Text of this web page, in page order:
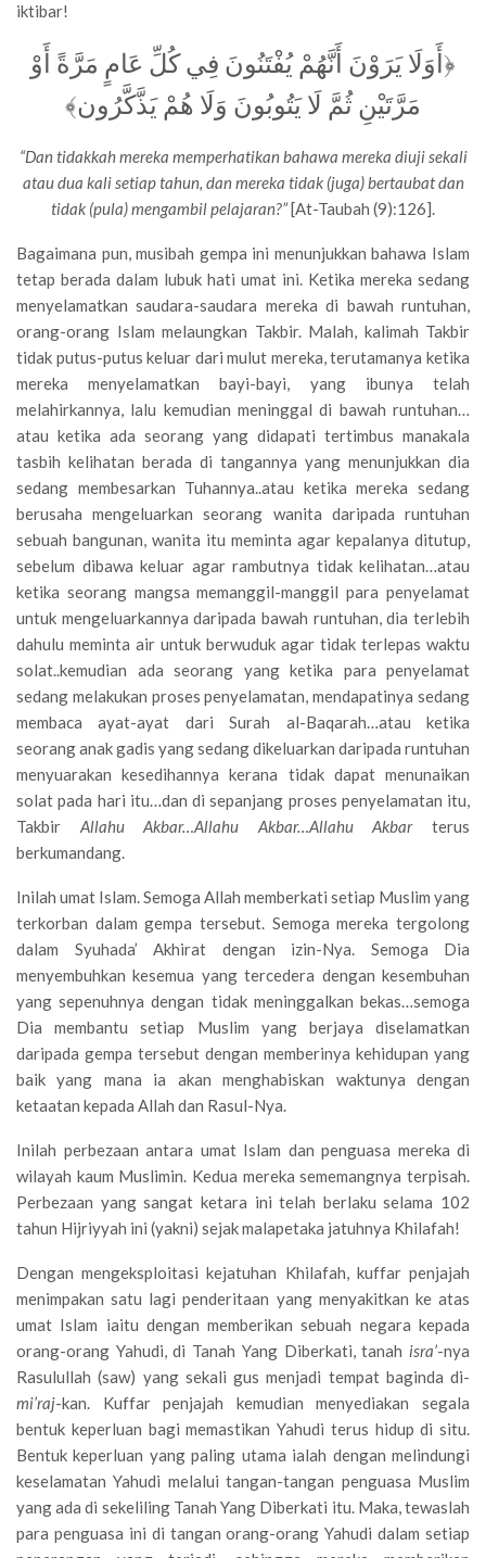
iktibar!
﴿أَوَلَا يَرَوْنَ أَنَّهُمْ يُفْتَنُونَ فِي كُلِّ عَامٍ مَرَّةً أَوْ
مَرَّتَيْنِ ثُمَّ لَا يَتُوبُونَ وَلَا هُمْ يَذَّكَّرُون﴾
“Dan tidakkah mereka memperhatikan bahawa mereka diuji sekali
atau dua kali setiap tahun, dan mereka tidak (juga) bertaubat dan
tidak (pula) mengambil pelajaran?”[At-Taubah (9):126].
Bagaimana pun, musibah gempa ini menunjukkan bahawa Islam
tetap berada dalam lubuk hati umat ini. Ketika mereka sedang
menyelamatkan saudara-saudara mereka di bawah runtuhan,
orang-orang Islam melaungkan Takbir. Malah, kalimah Takbir
tidak putus-putus keluar dari mulut mereka, terutamanya ketika
mereka menyelamatkan bayi-bayi, yang ibunya telah
melahirkannya, lalu kemudian meninggal di bawah runtuhan…
atau ketika ada seorang yang didapati tertimbus manakala
tasbih kelihatan berada di tangannya yang menunjukkan dia
sedang membesarkan Tuhannya..atau ketika mereka sedang
berusaha mengeluarkan seorang wanita daripada runtuhan
sebuah bangunan, wanita itu meminta agar kepalanya ditutup,
sebelum dibawa keluar agar rambutnya tidak kelihatan…atau
ketika seorang mangsa memanggil-manggil para penyelamat
untuk mengeluarkannya daripada bawah runtuhan, dia terlebih
dahulu meminta air untuk berwuduk agar tidak terlepas waktu
solat..kemudian ada seorang yang ketika para penyelamat
sedang melakukan proses penyelamatan, mendapatinya sedang
membaca ayat-ayat dari Surah al-Baqarah…atau ketika
seorang anak gadis yang sedang dikeluarkan daripada runtuhan
menyuarakan kesedihannya kerana tidak dapat menunaikan
solat pada hari itu…dan di sepanjang proses penyelamatan itu,
Takbir Allahu Akbar…Allahu Akbar…Allahu Akbarterus
berkumandang.
Inilah umat Islam. Semoga Allah memberkati setiap Muslim yang
terkorban dalam gempa tersebut. Semoga mereka tergolong
dalam Syuhada’ Akhirat dengan izin-Nya. Semoga Dia
menyembuhkan kesemua yang tercedera dengan kesembuhan
yang sepenuhnya dengan tidak meninggalkan bekas…semoga
Dia membantu setiap Muslim yang berjaya diselamatkan
daripada gempa tersebut dengan memberinya kehidupan yang
baik yang mana ia akan menghabiskan waktunya dengan
ketaatan kepada Allah dan Rasul-Nya.
Inilah perbezaan antara umat Islam dan penguasa mereka di
wilayah kaum Muslimin. Kedua mereka sememangnya terpisah.
Perbezaan yang sangat ketara ini telah berlaku selama 102
tahun Hijriyyah ini (yakni) sejak malapetaka jatuhnya Khilafah!
Dengan mengeksploitasi kejatuhan Khilafah, kuffar penjajah
menimpakan satu lagi penderitaan yang menyakitkan ke atas
umat Islam iaitu dengan memberikan sebuah negara kepada
orang-orang Yahudi, di Tanah Yang Diberkati, tanah isra’-nya
Rasulullah (saw) yang sekali gus menjadi tempat baginda di-
mi’raj-kan. Kuffar penjajah kemudian menyediakan segala
bentuk keperluan bagi memastikan Yahudi terus hidup di situ.
Bentuk keperluan yang paling utama ialah dengan melindungi
keselamatan Yahudi melalui tangan-tangan penguasa Muslim
yang ada di sekeliling Tanah Yang Diberkati itu. Maka, tewaslah
para penguasa ini di tangan orang-orang Yahudi dalam setiap